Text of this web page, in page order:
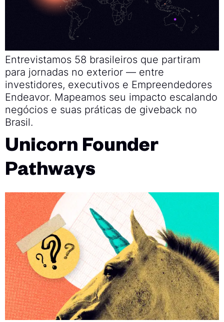
Entrevistamos 58 brasileiros que partiram
para jornadas no exterior — entre
investidores, executivos e Empreendedores
Endeavor. Mapeamos seu impacto escalando
negócios e suas práticas de giveback no
Brasil.
Unicorn Founder
Pathways